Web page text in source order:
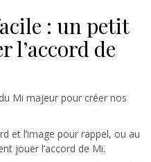
: un petit
l’accord de
Mi majeur pour créer nos
et l’image pour rappel, ou au
jouer l’accord de Mi.